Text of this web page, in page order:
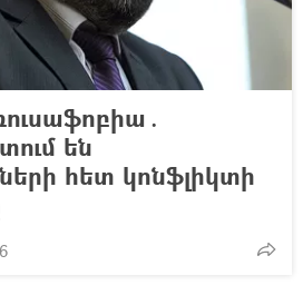
են
հետ կոնֆլիկտի